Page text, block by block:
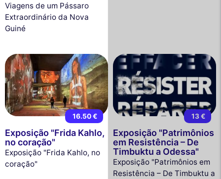
Viagens de um Pássaro
Extraordinário da Nova
Guiné
16.50 €
Exposição "Frida Kahlo,
no coração"
Exposição "Frida Kahlo, no
coração"
13 €
Exposição "Patrimônios
em Resistência – De
Timbuktu a Odessa"
Exposição "Patrimônios em
Resistência – De Timbuktu a